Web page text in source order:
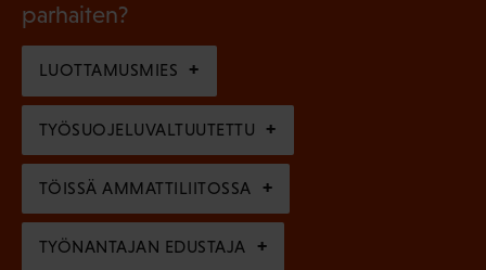
e
)
i
n
e
n
)
l
i
n
e
n
parhaiten?
LUOTTAMUSMIES
TYÖSUOJELUVALTUUTETTU
TÖISSÄ AMMATTILIITOSSA
TYÖNANTAJAN EDUSTAJA